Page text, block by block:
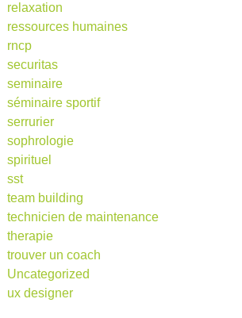
relaxation
ressources humaines
rncp
securitas
seminaire
séminaire sportif
serrurier
sophrologie
spirituel
sst
team building
technicien de maintenance
therapie
trouver un coach
Uncategorized
ux designer